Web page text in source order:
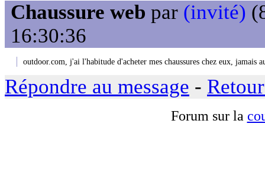
Chaussure web par (invité)
16:30:36
outdoor.com, j'ai l'habitude d'acheter mes chaussures chez eux, jamais
Répondre au message -
Forum sur la